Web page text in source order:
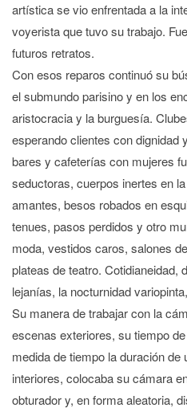
artística se vio enfrentada a la
voyerista que tuvo su trabajo.
futuros retratos.
Con esos reparos continuó su
el submundo parisino y en los
aristocracia y la burguesía.
esperando clientes con dignidad
bares y cafeterías con mujeres
seductoras, cuerpos inertes en
amantes, besos robados en
tenues, pasos perdidos y otro
moda, vestidos caros, salones
plateas de teatro. Cotidianeidad,
lejanías, la nocturnidad
Su manera de trabajar con la
escenas exteriores, su tiempo
medida de tiempo la duración de
interiores, colocaba su cámara
obturador y, en forma aleatoria,